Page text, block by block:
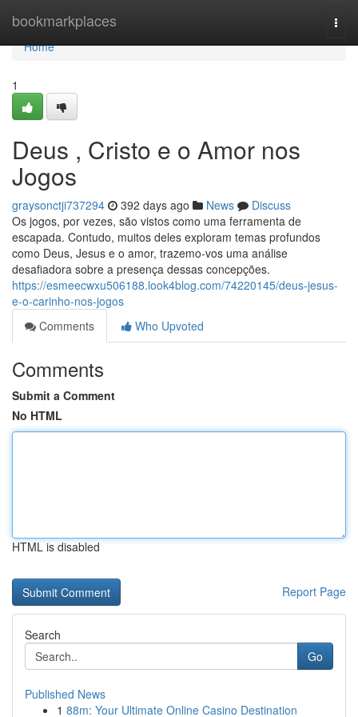
bookmarkplaces
Home
Home
1
Deus , Cristo e o Amor nos
Jogos
graysonctji737294 392 days ago News
Discuss
Os jogos, por vezes, são vistos como uma ferramenta de
escapada. Contudo, muitos deles exploram temas profundos
como Deus, Jesus e o amor, trazemo-vos uma análise
desafiadora sobre a presença dessas concepções.
https://esmeecwxu506188.look4blog.com/74220145/deus-jesus-
e-o-carinho-nos-jogos
Comments
Who Upvoted
Comments
Submit a Comment
No HTML
HTML is disabled
Report Page
Search
Go
Published News
1 88m: Your Ultimate Online Casino Destination